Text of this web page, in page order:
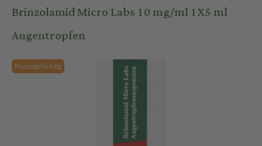
Brinzolamid Micro Labs 10 mg/ml 1X5 ml
Augentropfen
Rezeptpflichtig